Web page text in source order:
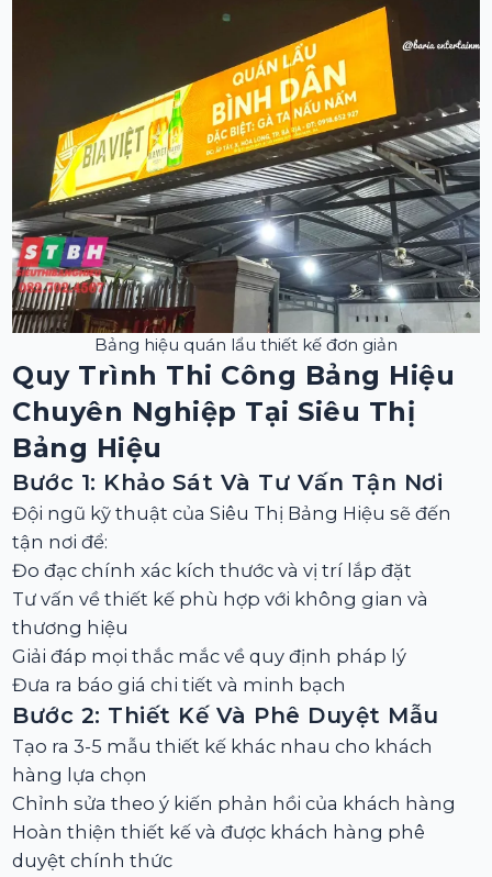
Bảng hiệu quán lẩu thiết kế đơn giản
Quy Trình Thi Công Bảng Hiệu
Chuyên Nghiệp Tại Siêu Thị
Bảng Hiệu
Bước 1: Khảo Sát Và Tư Vấn Tận Nơi
Đội ngũ kỹ thuật của Siêu Thị Bảng Hiệu sẽ đến
tận nơi để:
Đo đạc chính xác kích thước và vị trí lắp đặt
Tư vấn về thiết kế phù hợp với không gian và
thương hiệu
Giải đáp mọi thắc mắc về quy định pháp lý
Đưa ra báo giá chi tiết và minh bạch
Bước 2: Thiết Kế Và Phê Duyệt Mẫu
Tạo ra 3-5 mẫu thiết kế khác nhau cho khách
hàng lựa chọn
Chỉnh sửa theo ý kiến phản hồi của khách hàng
Hoàn thiện thiết kế và được khách hàng phê
duyệt chính thức